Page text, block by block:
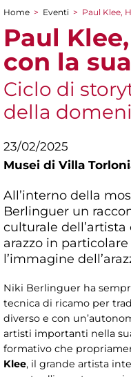
Tu sei qui
Home > Eventi > Paul Klee,
Paul
con la
Ciclo di
della
23/02/2025
Musei di Villa
All’interno della
Berlinguer un
culturale
arazzo in
l’immagine
Niki Berlinguer ha
tecnica di ricamo per
diverso e con
artisti importanti nella
formativo che
Klee, il grande artista